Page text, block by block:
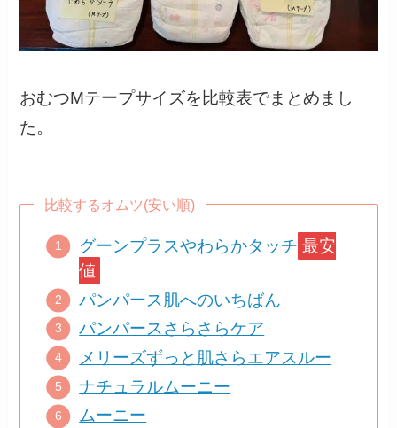
おむつMテープサイズを比較表でまとめまし
た。
比較するオムツ(安い順)
グーンプラスやわらかタッチ 最安
値
パンパース肌へのいちばん
パンパースさらさらケア
メリーズずっと肌さらエアスルー
ナチュラルムーニー
ムーニー